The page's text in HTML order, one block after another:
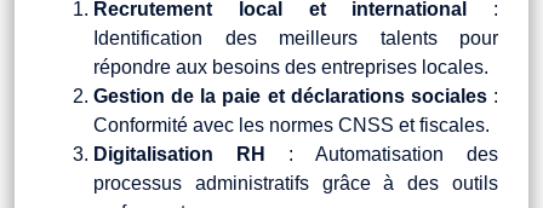
Recrutement local et international
:
Identification des meilleurs talents pour
répondre aux besoins des entreprises locales.
Gestion de la paie et déclarations sociales:
Conformité avec les normes CNSS et fiscales.
Digitalisation RH
: Automatisation des
processus administratifs grâce à des outils